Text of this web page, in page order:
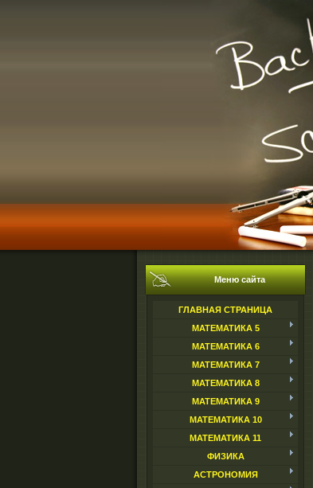
Меню сайта
ГЛАВНАЯ СТРАНИЦА
МАТЕМАТИКА 5
МАТЕМАТИКА 6
МАТЕМАТИКА 7
МАТЕМАТИКА 8
МАТЕМАТИКА 9
МАТЕМАТИКА 10
МАТЕМАТИКА 11
ФИЗИКА
АСТРОНОМИЯ